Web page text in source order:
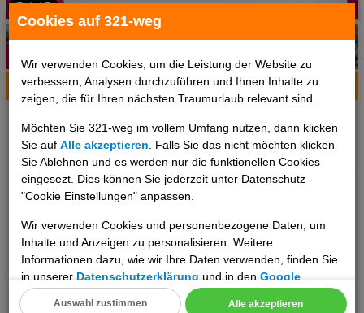
Cookies auf 321-weg
Wir verwenden Cookies, um die Leistung der Website zu
verbessern, Analysen durchzuführen und Ihnen Inhalte zu
zeigen, die für Ihren nächsten Traumurlaub relevant sind.
Möchten Sie 321-weg im vollem Umfang nutzen, dann klicken
Sie aufAlle akzeptieren . Falls Sie das nicht möchten klicken
SieAblehnen und es werden nur die funktionellen Cookies
eingesezt. Dies können Sie jederzeit unter Datenschutz -
"Cookie Einstellungen" anpassen.
Wir verwenden Cookies und personenbezogene Daten, um
Inhalte und Anzeigen zu personalisieren. Weitere
Informationen dazu, wie wir Ihre Daten verwenden, finden Sie
in unsererDatenschutzerklärung und in denGoogle
Datenschutz- und Nutzungsbedingungen
Alle akzeptieren
Auswahl zustimmen
1 / 5
Hotelinfo Bilder Karte
Klima zum Reisezeitpunkt:
°C
°C °C
Ausstattung: - Rezeption - 24 Stunden-Rezeption - Aufzug -
Klimaanlage - Wäscheservice - Roomservice - Gepäckraum -
Parkplatz Verpflegung: - Restaurant - Frühstücksbuffet - Bar
Sport: - Fitnessraum Wellness: - Bäder - Sauna
Zahlungsmöglichkeiten: - MasterCard - Visa - Diners
..weiterlesen